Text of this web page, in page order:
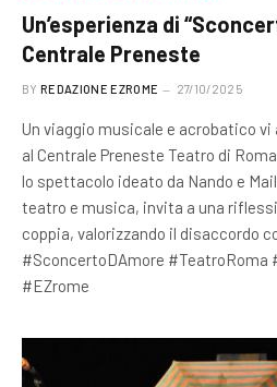
Un’esperienza di
Centrale Preneste
BY REDAZIONE EZROME 27/10/2025
Un viaggio musicale e acrobatico
al Centrale Preneste Teatro di
lo spettacolo ideato da Nando e
teatro e musica, invita a una
coppia, valorizzando il disaccordo
#SconcertoDAmore #TeatroRoma
#EZrome